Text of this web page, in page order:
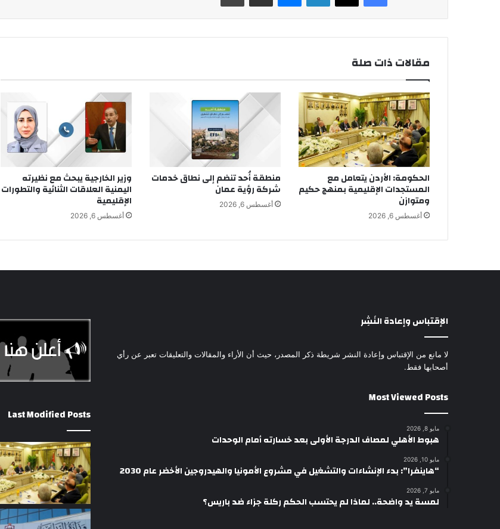
مقالات ذات صلة
الحكومة: الأردن يتعامل مع
المستجدات الإقليمية بمنهج حكيم
ومتوازن
أغسطس 6, 2026
منطقة أُحد تنضم إلى نطاق خدمات
شركة رؤية عمان
أغسطس 6, 2026
وزير الخارجية يبحث مع نظيرته
اليمنية العلاقات الثنائية والتطورات
الإقليمية
أغسطس 6, 2026
الإقتباس وإعادة النَشِر
لا مانع من الإقتباس وإعادة النشر شريطة ذكر المصدر، حيث أن الأراء والمقالات والتعليقات تعبر عن رأي
أصحابها فقط.
Most Viewed Posts
مايو 8, 2026
هبوط الأهلي لمصاف الدرجة الأولى بعد خسارته أمام الوحدات
مايو 10, 2026
“هاينفرا”: بدء الإنشاءات والتشغيل في مشروع الأمونيا والهيدروجين الأخضر عام 2030
مايو 7, 2026
لمسة يد واضحة.. لماذا لم يحتسب الحكم ركلة جزاء ضد باريس؟
Last Modified Posts